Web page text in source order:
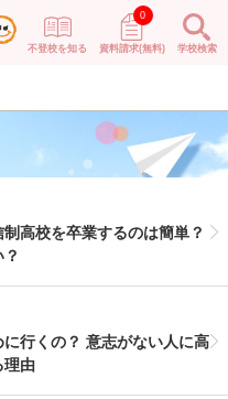
不登校を知る 資料請求(無料)
0
学校検索
高校を卒業するのは簡単？
行くの？ 意志がない人に高
理由